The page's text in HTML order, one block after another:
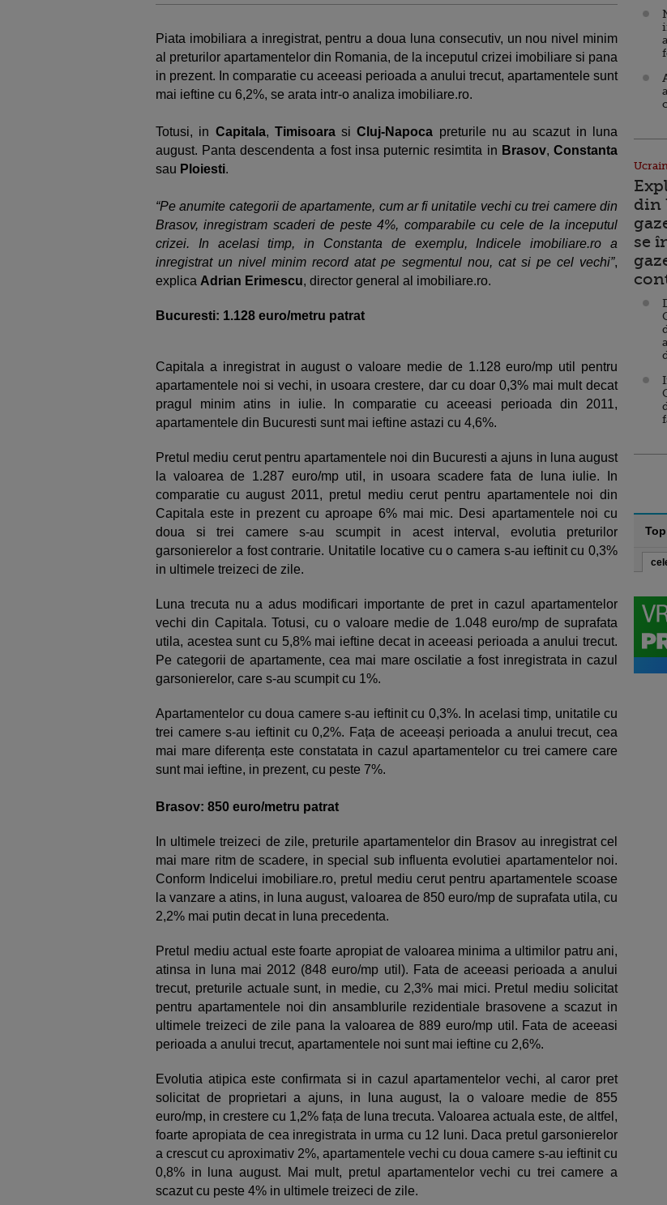
Piata imobiliara a inregistrat, pentru a doua luna consecutiv, un nou nivel minim
al preturilor apartamentelor din Romania, de la inceputul crizei imobiliare si pana
in prezent. In comparatie cu aceeasi perioada a anului trecut, apartamentele sunt
mai ieftine cu 6,2%, se arata intr-o analiza imobiliare.ro.
Totusi, in Capitala, TimisoarasiCluj-Napoca preturile nu au scazut in luna
august. Panta descendenta a fost insa puternic resimtita in Brasov,Constanta
sau Ploiesti.
“Pe anumite categorii de apartamente, cum ar fi unitatile vechi cu trei camere din
Brasov, inregistram scaderi de peste 4%, comparabile cu cele de la inceputul
crizei. In acelasi timp, in Constanta de exemplu, Indicele imobiliare.ro a
inregistrat un nivel minim record atat pe segmentul nou, cat si pe cel vechi”,
explica Adrian Erimescu, director general al imobiliare.ro.
Bucuresti: 1.128 euro/metru patrat
Capitala a inregistrat in august o valoare medie de 1.128 euro/mp util pentru
apartamentele noi si vechi, in usoara crestere, dar cu doar 0,3% mai mult decat
pragul minim atins in iulie. In comparatie cu aceeasi perioada din 2011,
apartamentele din Bucuresti sunt mai ieftine astazi cu 4,6%.
Pretul mediu cerut pentru apartamentele noi din Bucuresti a ajuns in luna august
la valoarea de 1.287 euro/mp util, in usoara scadere fata de luna iulie. In
comparatie cu august 2011, pretul mediu cerut pentru apartamentele noi din
Capitala este in prezent cu aproape 6% mai mic. Desi apartamentele noi cu
doua si trei camere s-au scumpit in acest interval, evolutia preturilor
garsonierelor a fost contrarie. Unitatile locative cu o camera s-au ieftinit cu 0,3%
in ultimele treizeci de zile.
Luna trecuta nu a adus modificari importante de pret in cazul apartamentelor
vechi din Capitala. Totusi, cu o valoare medie de 1.048 euro/mp de suprafata
utila, acestea sunt cu 5,8% mai ieftine decat in aceeasi perioada a anului trecut.
Pe categorii de apartamente, cea mai mare oscilatie a fost inregistrata in cazul
garsonierelor, care s-au scumpit cu 1%.
Apartamentelor cu doua camere s-au ieftinit cu 0,3%. In acelasi timp, unitatile cu
trei camere s-au ieftinit cu 0,2%. Fața de aceeași perioada a anului trecut, cea
mai mare diferența este constatata in cazul apartamentelor cu trei camere care
sunt mai ieftine, in prezent, cu peste 7%.
Brasov: 850 euro/metru patrat
In ultimele treizeci de zile, preturile apartamentelor din Brasov au inregistrat cel
mai mare ritm de scadere, in special sub influenta evolutiei apartamentelor noi.
Conform Indicelui imobiliare.ro, pretul mediu cerut pentru apartamentele scoase
la vanzare a atins, in luna august, valoarea de 850 euro/mp de suprafata utila, cu
2,2% mai putin decat in luna precedenta.
Pretul mediu actual este foarte apropiat de valoarea minima a ultimilor patru ani,
atinsa in luna mai 2012 (848 euro/mp util). Fata de aceeasi perioada a anului
trecut, preturile actuale sunt, in medie, cu 2,3% mai mici. Pretul mediu solicitat
pentru apartamentele noi din ansamblurile rezidentiale brasovene a scazut in
ultimele treizeci de zile pana la valoarea de 889 euro/mp util. Fata de aceeasi
perioada a anului trecut, apartamentele noi sunt mai ieftine cu 2,6%.
Evolutia atipica este confirmata si in cazul apartamentelor vechi, al caror pret
solicitat de proprietari a ajuns, in luna august, la o valoare medie de 855
euro/mp, in crestere cu 1,2% fața de luna trecuta. Valoarea actuala este, de altfel,
foarte apropiata de cea inregistrata in urma cu 12 luni. Daca pretul garsonierelor
a crescut cu aproximativ 2%, apartamentele vechi cu doua camere s-au ieftinit cu
0,8% in luna august. Mai mult, pretul apartamentelor vechi cu trei camere a
scazut cu peste 4% in ultimele treizeci de zile.
din
se